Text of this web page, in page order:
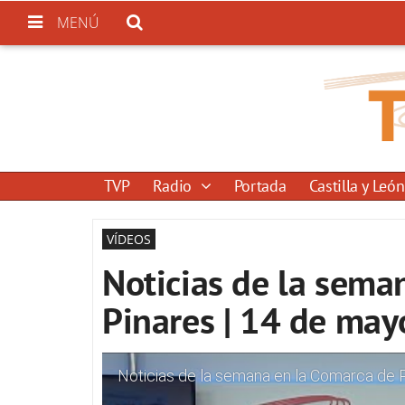
MENÚ
TVP Radio Portada Castilla y León
VÍDEOS
Noticias de la
Pinares | 14 de
Noticias de la semana en la Comarca de